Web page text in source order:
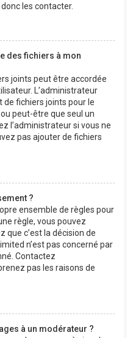
les contacter.
des fichiers à mon
joints peut être accordée
L’administrateur
de fichiers joints pour le
peut-être que seul un
l’administrateur si vous ne
pas ajouter de fichiers
?
ensemble de règles pour
règle, vous pouvez
que c’est la décision de
n’est pas concerné par
Contactez
pas les raisons de
à un modérateur ?